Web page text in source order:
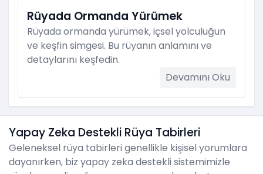
Rüyada Ormanda Yürümek
Rüyada ormanda yürümek, içsel yolculuğun
ve keşfin simgesi. Bu rüyanın anlamını ve
detaylarını keşfedin.
Devamını Oku
Yapay Zeka Destekli Rüya Tabirleri
Geleneksel rüya tabirleri genellikle kişisel yorumlara
dayanırken, biz yapay zeka destekli sistemimizle